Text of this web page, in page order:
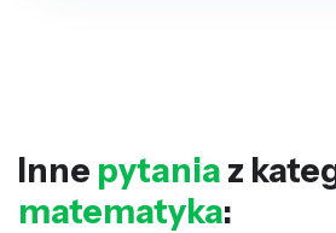
Inne pytania z
matematyka: